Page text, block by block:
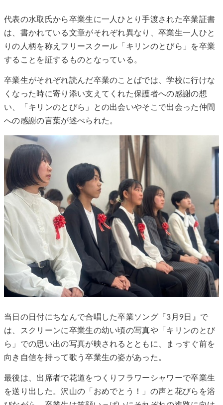
代表の水取氏から卒業生に一人ひとり手渡された卒業証書
は、書かれている文章がそれぞれ異なり、卒業生一人ひと
りの人柄を称えフリースクール「キリンのとびら」を卒業
することを証するものとなっている。
卒業生がそれぞれ読んだ卒業のことばでは、学校に行けな
くなった時に寄り添い支えてくれた保護者への感謝の想
い、「キリンのとびら」との出会いやそこで出会った仲間
への感謝の言葉が述べられた。
当日の日付にちなんで合唱した卒業ソング『3月9日』で
は、スクリーンに卒業生の幼い頃の写真や「キリンのとび
ら」での思い出の写真が映されるとともに、まっすぐ前を
向き自信を持って歌う卒業生の姿があった。
最後は、出席者で花道をつくりフラワーシャワーで卒業生
を送り出した。沢山の「おめでとう！」の声と花びらを浴